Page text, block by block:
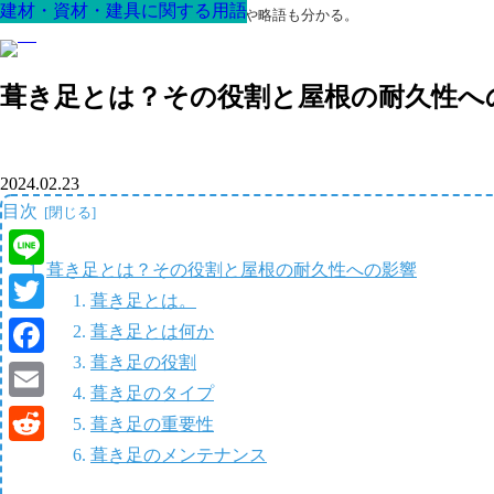
最高の家を作るための知識！専門用語や略語も分かる。
葺き足とは？その役割と屋根の耐久性へ
建材・資材・建具に関する用語
2024.02.23
目次
葺き足とは？その役割と屋根の耐久性への影響
葺き足とは。
葺き足とは何か
葺き足の役割
葺き足のタイプ
葺き足の重要性
葺き足のメンテナンス
建材・資材・建具に関する用語
建材・資材・建具に関する用語
建材・資材・建具に関する用語
建材・資材・建具に関する用語
建材・資材・建具に関する用語
建材・資材・建具に関する用語
Line
Twitter
Facebook
Email